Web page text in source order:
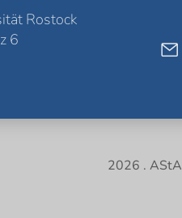
Rostock
6
2026 .